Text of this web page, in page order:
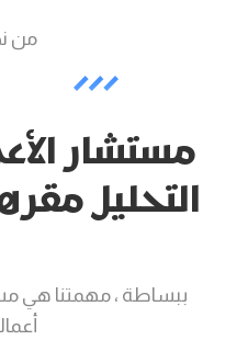
من
مستشار
التحليل
ببساطة ، مهمتنا هي